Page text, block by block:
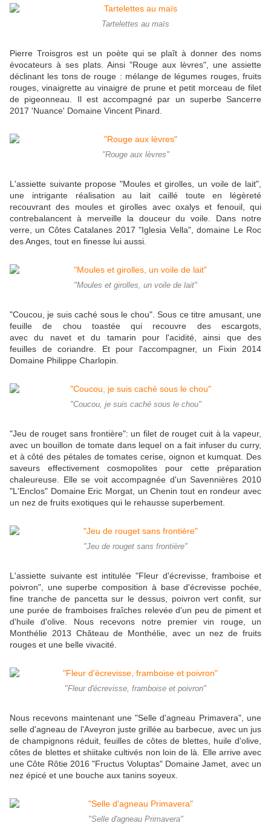
Tartelettes au maïs
Pierre Troisgros est un poète qui se plaît à donner des noms
évocateurs à ses plats. Ainsi "Rouge aux lèvres", une assiette
déclinant les tons de rouge : mélange de légumes rouges, fruits
rouges, vinaigrette au vinaigre de prune et petit morceau de filet
de pigeonneau. Il est accompagné par un superbe Sancerre
2017 'Nuance' Domaine Vincent Pinard.
"Rouge aux lèvres"
L'assiette suivante propose "Moules et girolles, un voile de lait",
une intrigante réalisation au lait caillé toute en légèreté
recouvrant des moules et girolles avec oxalys et fenouil, qui
contrebalancent à merveille la douceur du voile. Dans notre
verre, un Côtes Catalanes 2017 "Iglesia Vella", domaine Le Roc
des Anges, tout en finesse lui aussi.
"Moules et girolles, un voile de lait"
"Coucou, je suis caché sous le chou". Sous ce titre amusant, une
feuille de chou toastée qui recouvre des escargots,
avec du navet et du tamarin pour l'acidité, ainsi que des
feuilles de coriandre. Et pour l'accompagner, un Fixin 2014
Domaine Philippe Charlopin.
"Coucou, je suis caché sous le chou"
"Jeu de rouget sans frontière": un filet de rouget cuit à la vapeur,
avec un bouillon de tomate dans lequel on a fait infuser du curry,
et à côté des pétales de tomates cerise, oignon et kumquat. Des
saveurs effectivement cosmopolites pour cette préparation
chaleureuse. Elle se voit accompagnée d'un Savennières 2010
"L'Enclos" Domaine Eric Morgat, un Chenin tout en rondeur avec
un nez de fruits exotiques qui le rehausse superbement.
"Jeu de rouget sans frontière"
L'assiette suivante est intitulée "Fleur d'écrevisse, framboise et
poivron", une superbe composition à base d'écrevisse pochée,
fine tranche de pancetta sur le dessus, poivron vert confit, sur
une purée de framboises fraîches relevée d'un peu de piment et
d'huile d'olive. Nous recevons notre premier vin rouge, un
Monthélie 2013 Château de Monthélie, avec un nez de fruits
rouges et une belle vivacité.
"Fleur d'écrevisse, framboise et poivron"
Nous recevons maintenant une "Selle d'agneau Primavera", une
selle d'agneau de l'Aveyron juste grillée au barbecue, avec un jus
de champignons réduit, feuilles de côtes de blettes, huile d'olive,
côtes de blettes et shiitake cultivés non loin de là. Elle arrive avec
une Côte Rôtie 2016 "Fructus Voluptas" Domaine Jamet, avec un
nez épicé et une bouche aux tanins soyeux.
"Selle d'agneau Primavera"